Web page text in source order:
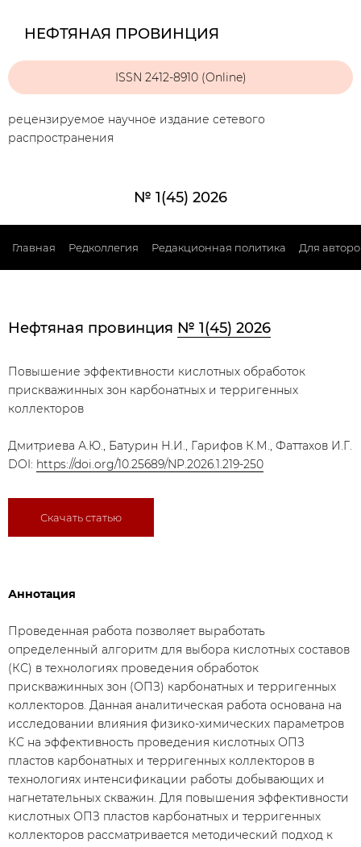
НЕФТЯНАЯ ПРОВИНЦИЯ
ISSN 2412-8910 (Online)
рецензируемое научное издание сетевого
распространения
№ 1(45) 2026
Главная Редколлегия Редакционная политика Для
Нефтяная провинция № 1(45) 2026
Повышение эффективности кислотных обработок
прискважинных зон карбонатных и терригенных
коллекторов
Дмитриева А.Ю., Батурин Н.И., Гарифов К.М., Фаттахов И.Г.
DOI: https://doi.org/10.25689/NP.2026.1.219-250
Скачать статью
Аннотация
Проведенная работа позволяет выработать
определенный алгоритм для выбора кислотных составов
(КС) в технологиях проведения обработок
прискважинных зон (ОПЗ) карбонатных и терригенных
коллекторов. Данная аналитическая работа основана на
исследовании влияния физико-химических параметров
КС на эффективность проведения кислотных ОПЗ
пластов карбонатных и терригенных коллекторов в
технологиях интенсификации работы добывающих и
нагнетательных скважин. Для повышения эффективности
кислотных ОПЗ пластов карбонатных и терригенных
коллекторов рассматривается методический подход к